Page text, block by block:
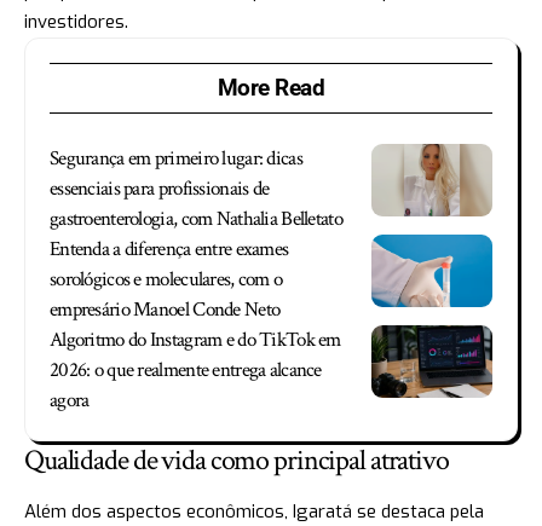
investidores.
More Read
Segurança em primeiro lugar: dicas
essenciais para profissionais de
gastroenterologia, com Nathalia Belletato
Entenda a diferença entre exames
sorológicos e moleculares, com o
empresário Manoel Conde Neto
Algoritmo do Instagram e do TikTok em
2026: o que realmente entrega alcance
agora
Qualidade de vida como principal atrativo
Além dos aspectos econômicos, Igaratá se destaca pela